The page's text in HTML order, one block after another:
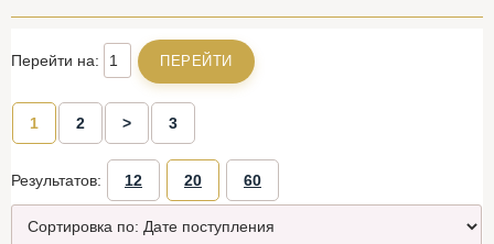
Перейти на:
1 2 > 3
Результатов: 12 20 60